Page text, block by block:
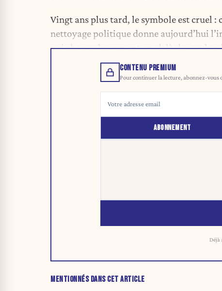
Vingt ans plus tard, le symbole est cruel
nettoyage politique donne aujourd’hui
qui choque largement au-delà des seuls
CONTENU PREMIUM
Pour continuer la lecture, abonnez-vous
ABONNEMENT
Déjà
MENTIONNÉS DANS CET ARTICLE